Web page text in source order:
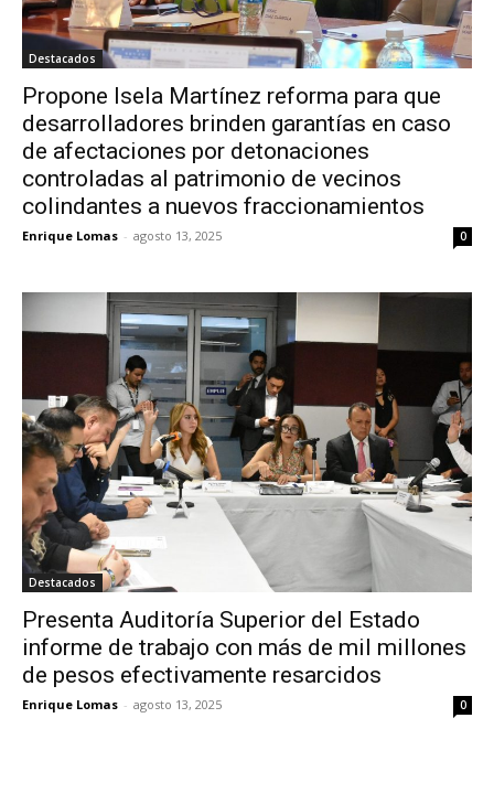
Destacados
Propone Isela Martínez reforma para que
desarrolladores brinden garantías en caso
de afectaciones por detonaciones
controladas al patrimonio de vecinos
colindantes a nuevos fraccionamientos
Enrique Lomas - agosto 13, 2025 0
Destacados
Presenta Auditoría Superior del Estado
informe de trabajo con más de mil millones
de pesos efectivamente resarcidos
Enrique Lomas - agosto 13, 2025 0